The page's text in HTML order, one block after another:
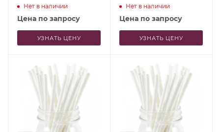
Нет в наличии
Цена по запросу
УЗНАТЬ ЦЕНУ
Нет в наличии
Цена по запросу
УЗНАТЬ ЦЕНУ